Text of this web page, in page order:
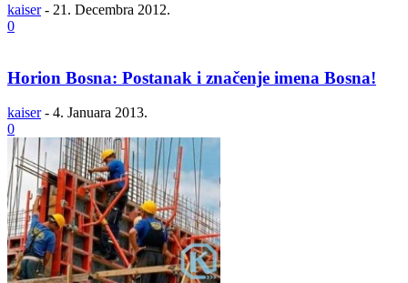
kaiser - 21. Decembra 2012.
0
Horion Bosna: Postanak i značenje imena Bosna!
kaiser - 4. Januara 2013.
0